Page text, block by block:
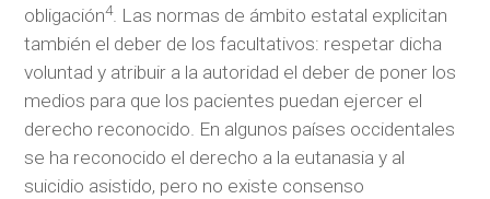
obligación4. Las normas de ámbito estatal explicitan
también el deber de los facultativos: respetar dicha
voluntad y atribuir a la autoridad el deber de poner los
medios para que los pacientes puedan ejercer el
derecho reconocido. En algunos países occidentales
se ha reconocido el derecho a la eutanasia y al
suicidio asistido, pero no existe consenso